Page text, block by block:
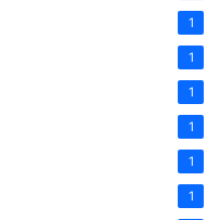
1
1
1
1
1
1